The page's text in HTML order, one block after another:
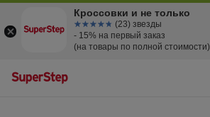
Кроссовки и не только
☆☆☆☆☆
★★★★★ (23) звезды
- 15% на первый заказ
(на товары по полной стоимости)